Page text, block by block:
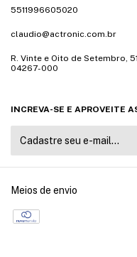
5511996605020
claudio@actronic.com.br
R. Vinte e Oito de Setembro,
04267-000
INCREVA-SE E APROVEITE
Meios de envio